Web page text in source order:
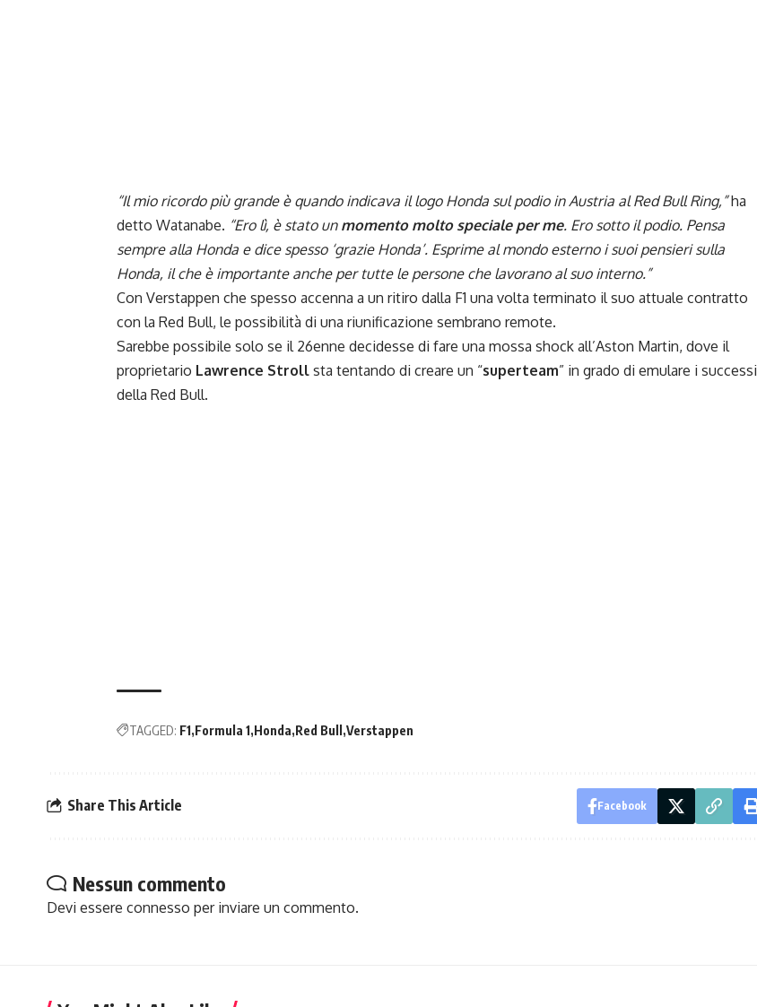
“Il mio ricordo più grande è quando indicava il logo Honda sul podio in Austria al Red Bull Ring,”ha
detto Watanabe. “Ero lì, è stato un momento molto speciale per me. Ero sotto il podio. Pensa
sempre alla Honda e dice spesso ‘grazie Honda’. Esprime al mondo esterno i suoi pensieri sulla
Honda, il che è importante anche per tutte le persone che lavorano al suo interno.”
Con Verstappen che spesso accenna a un ritiro dalla F1 una volta terminato il suo attuale contratto
con la Red Bull, le possibilità di una riunificazione sembrano remote.
Sarebbe possibile solo se il 26enne decidesse di fare una mossa shock all’Aston Martin, dove il
proprietario Lawrence Stroll sta tentando di creare un “superteam” in grado di emulare i successi
della Red Bull.
TAGGED: F1 Formula 1 Honda Red Bull Verstappen
Share This Article Facebook
Nessun commento
Devi essere connesso per inviare un commento.